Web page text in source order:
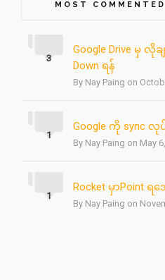
MOST
Google Drive မှ လို
Down ရန်
By Nay Paing on
3
Google ကို sync လုပ်
By Nay Paing on May
1
Rocket မှာPoint ရ
By Nay Paing on
1